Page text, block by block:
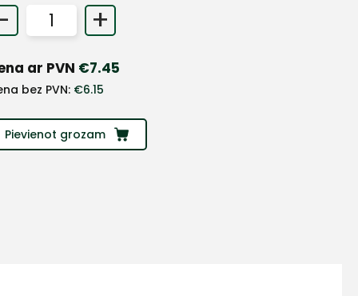
+
ar PVN €7.45
bez PVN: €6.15
Pievienot grozam